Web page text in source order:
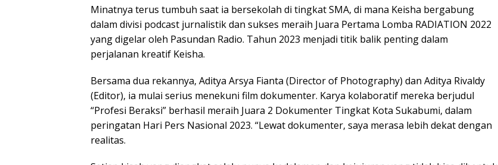
Minatnya terus tumbuh saat ia bersekolah di tingkat SMA, di mana Keisha bergabung
dalam divisi podcast jurnalistik dan sukses meraih Juara Pertama Lomba RADIATION 2022
yang digelar oleh Pasundan Radio. Tahun 2023 menjadi titik balik penting dalam
perjalanan kreatif Keisha.
Bersama dua rekannya, Aditya Arsya Fianta (Director of Photography) dan Aditya Rivaldy
(Editor), ia mulai serius menekuni film dokumenter. Karya kolaboratif mereka berjudul
“Profesi Beraksi” berhasil meraih Juara 2 Dokumenter Tingkat Kota Sukabumi, dalam
peringatan Hari Pers Nasional 2023. “Lewat dokumenter, saya merasa lebih dekat dengan
realitas.